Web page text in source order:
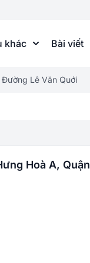
khác Bài viết
Lê Văn Quới
Hoà A, Quận